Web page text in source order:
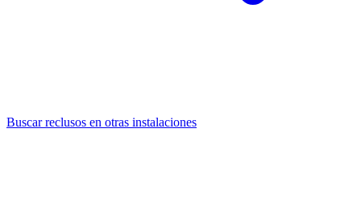
Buscar reclusos en otras instalaciones